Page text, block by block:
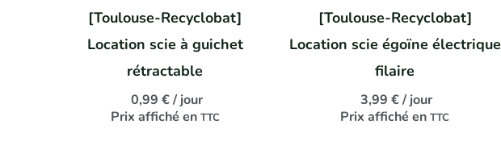
[Toulouse-Recyclobat]
Location scie à guichet
rétractable
0,99 €/ jour
Prix affiché en TTC
[Toulouse-Recyclobat]
Location scie égoïne électrique
filaire
3,99€/ jour
Prix affiché en TTC